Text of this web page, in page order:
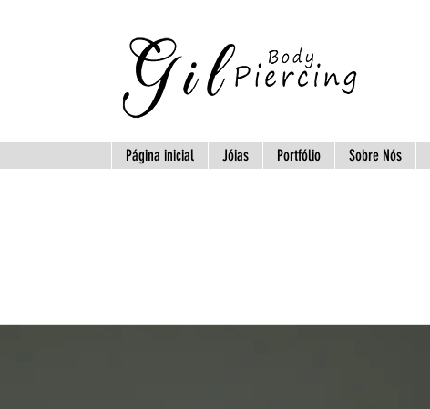
Página inicial Jóias Portfólio Sobre Nós